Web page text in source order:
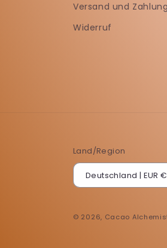
Versand und
Widerruf
Land/Region
Deutschland | EUR €
© 2026, Cacao